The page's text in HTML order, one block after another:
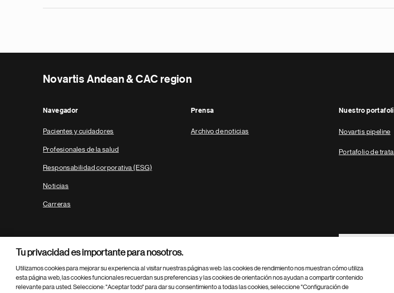
Novartis Andean & CAC region
Navegador
Pacientes y cuidadores
Profesionales de la salud
Responsabilidad corporativa (ESG)
Noticias
Carreras
Prensa
Archivo de noticias
Nuestro
Novartis pipeline
Portafolio de
Footer Site
Parte
© 2026 Novartis AG
Tu privacidad es importante para nosotros.
Utilizamos cookies para mejorar su experiencia al visitar nuestras páginas web: las cookies de rendimiento nos muestran cómo utiliza
esta página web, las cookies funcionales recuerdan sus preferencias y las cookies de orientación nos ayudan a compartir contenido
relevante para usted. Seleccione: "Aceptar todo" para dar su consentimiento a todas las cookies, seleccione "Configuración de